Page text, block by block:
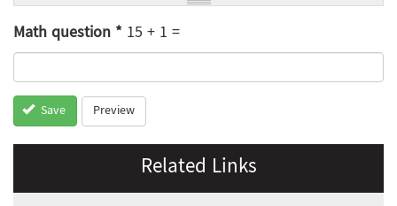
Math question* 15 + 1 =
Save Preview
Related Links